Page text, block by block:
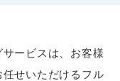
ービスは、お客様
せいただけるフル